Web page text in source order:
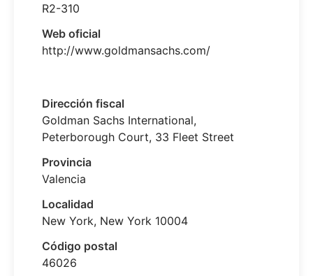
R2-310
Web oficial
http://www.goldmansachs.com/
Dirección fiscal
Goldman Sachs International,
Peterborough Court, 33 Fleet Street
Provincia
Valencia
Localidad
New York, New York 10004
Código postal
46026